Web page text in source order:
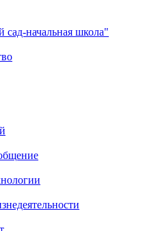
сад-начальная школа"